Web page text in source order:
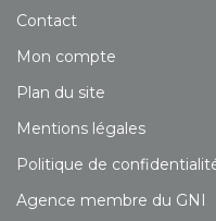
Contact
Mon compte
Plan du site
Mentions légales
Politique de
Agence membre du GNI